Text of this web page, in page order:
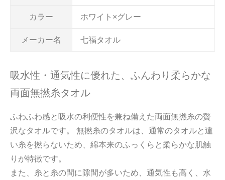
カラー ホワイト×グレー
メーカー名 七福タオル
吸水性・通気性に優れた、ふんわり柔らかな
両面無撚糸タオル
ふわふわ感と吸水の利便性を兼ね備えた両面無撚糸の贅
沢なタオルです。 無撚糸のタオルは、通常のタオルと違
い糸を撚らないため、綿本来のふっくらと柔らかな肌触
りが特徴です。
また、糸と糸の間に隙間が多いため、通気性も高く、水